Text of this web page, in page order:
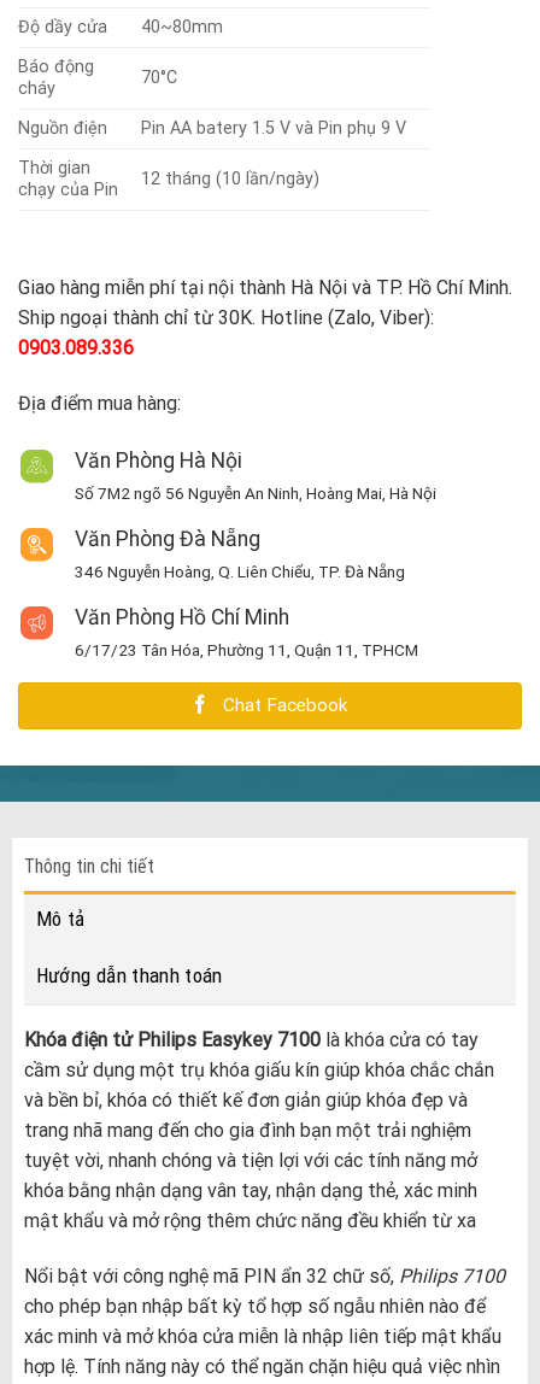
Độ dầy cửa
40~80mm
Báo động
cháy
70°C
Nguồn điện
Pin AA batery 1.5 V và Pin phụ 9 V
Thời gian
chạy của Pin
12 tháng (10 lần/ngày)
Giao hàng miễn phí tại nội thành Hà Nội và TP. Hồ Chí Minh.
Ship ngoại thành chỉ từ 30K. Hotline (Zalo, Viber):
0903.089.336
Địa điểm mua hàng:
Văn Phòng Hà Nội
Số 7M2 ngõ 56 Nguyễn An Ninh, Hoàng Mai, Hà Nội
Văn Phòng Đà Nẵng
346 Nguyễn Hoàng, Q. Liên Chiểu, TP. Đà Nẵng
Văn Phòng Hồ Chí Minh
6/17/23 Tân Hóa, Phường 11, Quận 11, TPHCM
Chat Facebook
Thông tin chi tiết
Mô tả
Hướng dẫn thanh toán
Khóa điện tử Philips Easykey 7100là khóa cửa có tay
cầm sử dụng một trụ khóa giấu kín giúp khóa chắc chắn
và bền bỉ, khóa có thiết kế đơn giản giúp khóa đẹp và
trang nhã mang đến cho gia đình bạn một trải nghiệm
tuyệt vời, nhanh chóng và tiện lợi với các tính năng mở
khóa bằng nhận dạng vân tay, nhận dạng thẻ, xác minh
mật khẩu và mở rộng thêm chức năng đều khiển từ xa
Nổi bật với công nghệ mã PIN ẩn 32 chữ số, Philips 7100
cho phép bạn nhập bất kỳ tổ hợp số ngẫu nhiên nào để
xác minh và mở khóa cửa miễn là nhập liên tiếp mật khẩu
hợp lệ. Tính năng này có thể ngăn chặn hiệu quả việc nhìn